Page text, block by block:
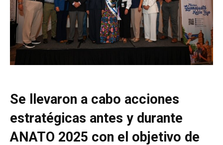
Se llevaron a cabo acciones
estratégicas antes y durante
ANATO 2025 con el objetivo de